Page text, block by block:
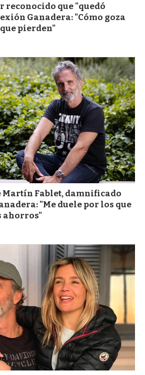
reconocido que "quedó
Ganadera: "Cómo goza
pierden"
Martín Fablet, damnificado
"Me duele por los que
ahorros"